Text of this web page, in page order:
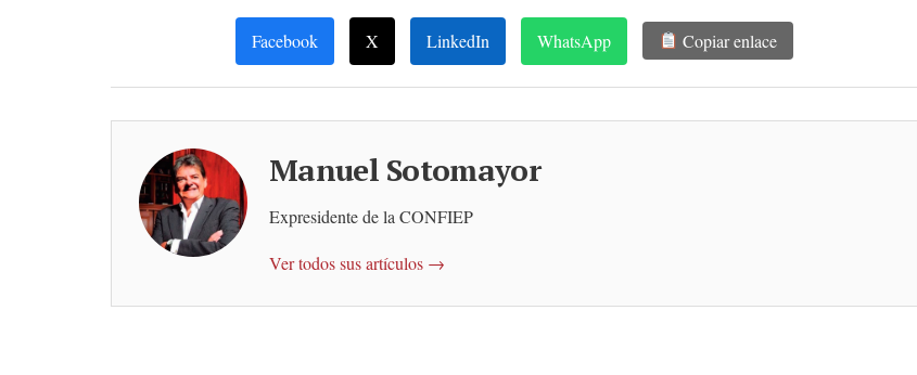
Facebook X LinkedIn WhatsApp Copiar enlace
Manuel Sotomayor
Expresidente de la CONFIEP
Ver todos sus artículos →